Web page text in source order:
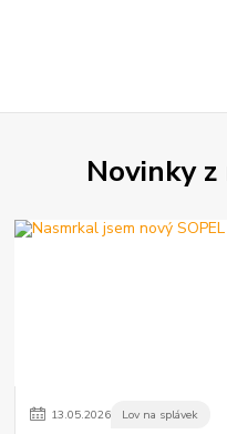
Novinky
13.05.2026 Lov na splávek